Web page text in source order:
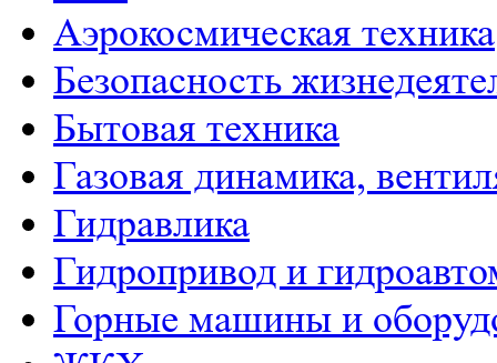
Аэрокосмическая техника
Безопасность
Бытовая техника
Газовая динамика,
Гидравлика
Гидропривод и
Горные машины и